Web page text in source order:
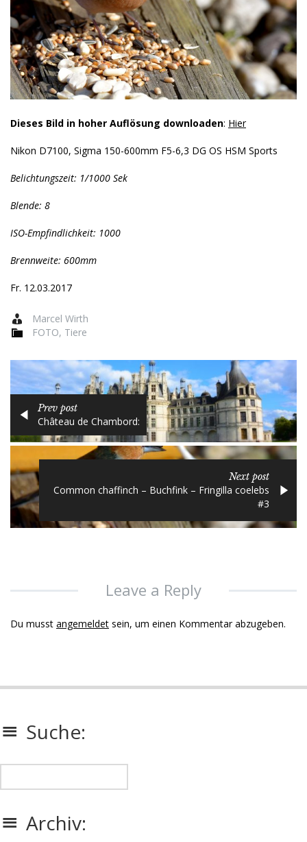
Dieses Bild in hoher Auflösung downloaden: Hier
Nikon D7100, Sigma 150-600mm F5-6,3 DG OS HSM Sports
Belichtungszeit: 1/1000 Sek
Blende: 8
ISO-Empfindlichkeit: 1000
Brennweite: 600mm
Fr. 12.03.2017
Marcel Wirth
FOTO, Tiere
Prev post
Château de Chambord:
Next post
Common chaffinch – Buchfink – Fringilla coelebs
#3
Leave a Reply
Du musst angemeldet sein, um einen Kommentar abzugeben.
Suche:
Archiv: